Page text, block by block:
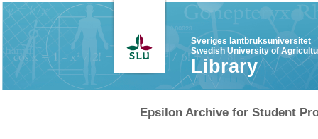
Sveriges lantbruksuniversitet
Swedish University of
Library
Epsilon Archive for Student